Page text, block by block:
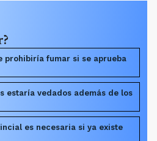
prohibiría fumar si se aprueba
estaría vedados además de los
es necesaria si ya existe